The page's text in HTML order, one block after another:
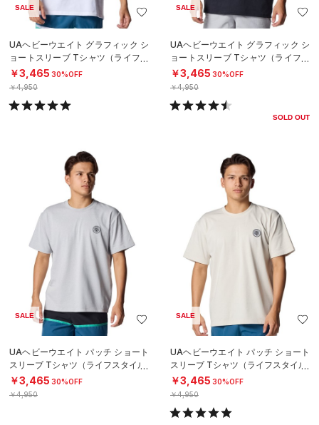
SALE
UAヘビーウエイト グラフィック シ
ョートスリーブ Tシャツ（ライフス
タイル/MEN）
￥3,465 30%OFF
￥4,950
SALE
UAヘビーウエイト グラフィック シ
ョートスリーブ Tシャツ（ライフス
タイル/MEN）
￥3,465 30%OFF
￥4,950
SOLD OUT
SALE
UAヘビーウエイト パッチ ショート
スリーブ Tシャツ（ライフスタイル/
MEN）
￥3,465 30%OFF
￥4,950
SALE
UAヘビーウエイト パッチ ショート
スリーブ Tシャツ（ライフスタイル/
MEN）
￥3,465 30%OFF
￥4,950